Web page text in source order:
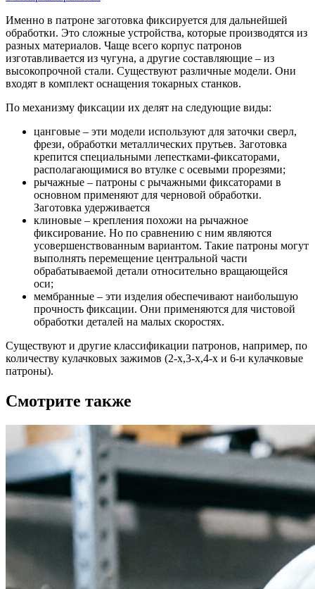
Именно в патроне заготовка фиксируется для дальнейшей
обработки. Это сложные устройства, которые производятся из
разных материалов. Чаще всего корпус патронов
изготавливается из чугуна, а другие составляющие – из
высокопрочной стали. Существуют различные модели. Они
входят в комплект оснащения токарных станков.
По механизму фиксации их делят на следующие виды:
цанговые – эти модели используют для заточки сверл,
фрези, обработки металлических прутьев. Заготовка
крепится специальными лепестками-фиксаторами,
располагающимися во втулке с осевыми прорезями;
рычажные – патроны с рычажными фиксаторами в
основном применяют для черновой обработки.
Заготовка удерживается
клиновые – крепления похожи на рычажное
фиксирование. Но по сравнению с ним являются
усовершенствованным вариантом. Такие патроны могут
выполнять перемещение центральной части
обрабатываемой детали относительно вращающейся
оси;
мембранные – эти изделия обеспечивают наибольшую
прочность фиксации. Они применяются для чистовой
обработки деталей на малых скоростях.
Существуют и другие классификации патронов, например, по
количеству кулачковых зажимов (2-х,3-х,4-х и 6-и кулачковые
патроны).
Смотрите также